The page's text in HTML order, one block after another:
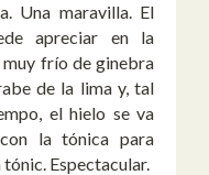
Una maravilla. El
apreciar en la
frío de ginebra
de la lima y, tal
el hielo se va
la tónica para
Espectacular.